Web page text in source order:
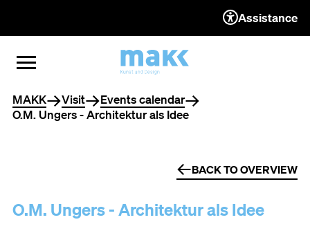
TO THE CONTENT
TO THE NAVIGATION
TO THE FOOTER
OPEN MENU
CLOSE MENU
Assistance
You are here
MAKK Visit
Events calendar
O.M. Ungers - Architektur als Idee
BACK TO OVERVIEW
O.M. Ungers - Architektur als Idee